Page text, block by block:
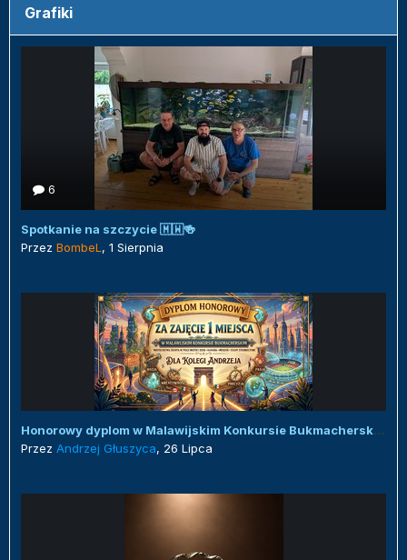
Grafiki
6
Spotkanie na szczycie 🇲🇼🍻
Przez BombeL , 1 Sierpnia
Honorowy dyplom w Malawijskim Konkursie Bukmacherskim :)
Przez Andrzej Głuszyca, 26 Lipca